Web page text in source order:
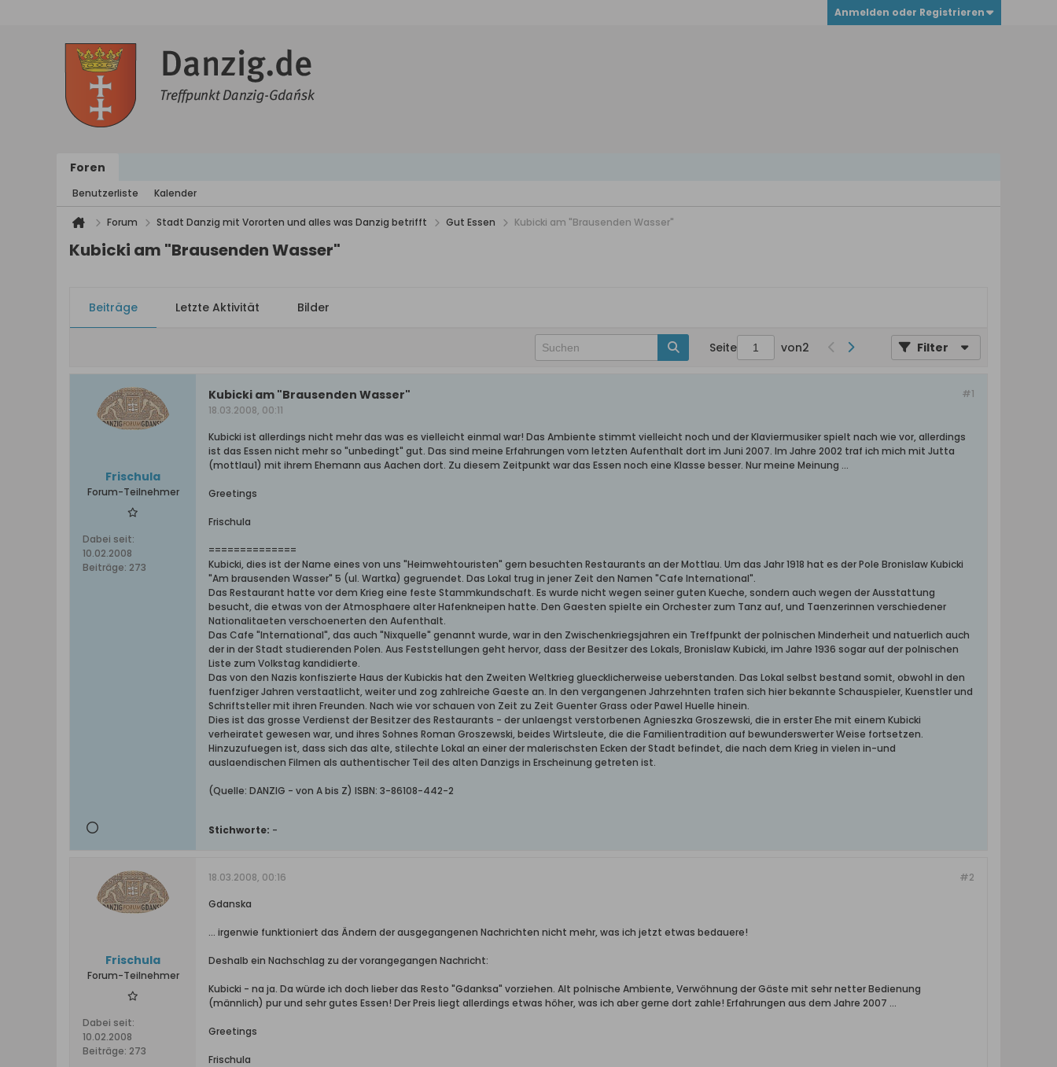
Anmelden oder Registrieren
Foren
Benutzerliste Kalender
Forum Stadt Danzig mit Vororten und alles was Danzig betrifft Gut Essen Kubicki am "Brausenden Wasser"
Kubicki am "Brausenden Wasser"
Beiträge Letzte Aktivität Bilder
Seite von2 Filter
Frischula
Forum-Teilnehmer
Dabei seit:
10.02.2008
Beiträge: 273
#1
Kubicki am "Brausenden Wasser"
18.03.2008, 00:11
Kubicki ist allerdings nicht mehr das was es vielleicht einmal war! Das Ambiente stimmt vielleicht noch und der Klaviermusiker spielt nach wie vor, allerdings
ist das Essen nicht mehr so "unbedingt" gut. Das sind meine Erfahrungen vom letzten Aufenthalt dort im Juni 2007. Im Jahre 2002 traf ich mich mit Jutta
(mottlau1) mit ihrem Ehemann aus Aachen dort. Zu diesem Zeitpunkt war das Essen noch eine Klasse besser. Nur meine Meinung ...
Greetings
Frischula
==============
Kubicki, dies ist der Name eines von uns "Heimwehtouristen" gern besuchten Restaurants an der Mottlau. Um das Jahr 1918 hat es der Pole Bronislaw Kubicki
"Am brausenden Wasser" 5 (ul. Wartka) gegruendet. Das Lokal trug in jener Zeit den Namen "Cafe International".
Das Restaurant hatte vor dem Krieg eine feste Stammkundschaft. Es wurde nicht wegen seiner guten Kueche, sondern auch wegen der Ausstattung
besucht, die etwas von der Atmosphaere alter Hafenkneipen hatte. Den Gaesten spielte ein Orchester zum Tanz auf, und Taenzerinnen verschiedener
Nationalitaeten verschoenerten den Aufenthalt.
Das Cafe "International", das auch "Nixquelle" genannt wurde, war in den Zwischenkriegsjahren ein Treffpunkt der polnischen Minderheit und natuerlich auch
der in der Stadt studierenden Polen. Aus Feststellungen geht hervor, dass der Besitzer des Lokals, Bronislaw Kubicki, im Jahre 1936 sogar auf der polnischen
Liste zum Volkstag kandidierte.
Das von den Nazis konfiszierte Haus der Kubickis hat den Zweiten Weltkrieg gluecklicherweise ueberstanden. Das Lokal selbst bestand somit, obwohl in den
fuenfziger Jahren verstaatlicht, weiter und zog zahlreiche Gaeste an. In den vergangenen Jahrzehnten trafen sich hier bekannte Schauspieler, Kuenstler und
Schriftsteller mit ihren Freunden. Nach wie vor schauen von Zeit zu Zeit Guenter Grass oder Pawel Huelle hinein.
Dies ist das grosse Verdienst der Besitzer des Restaurants - der unlaengst verstorbenen Agnieszka Groszewski, die in erster Ehe mit einem Kubicki
verheiratet gewesen war, und ihres Sohnes Roman Groszewski, beides Wirtsleute, die die Familientradition auf bewunderswerter Weise fortsetzen.
Hinzuzufuegen ist, dass sich das alte, stilechte Lokal an einer der malerischsten Ecken der Stadt befindet, die nach dem Krieg in vielen in-und
auslaendischen Filmen als authentischer Teil des alten Danzigs in Erscheinung getreten ist.
(Quelle: DANZIG - von A bis Z) ISBN: 3-86108-442-2
Stichworte: -
Frischula
Forum-Teilnehmer
Dabei seit:
10.02.2008
Beiträge: 273
#2
18.03.2008, 00:16
Gdanska
... irgenwie funktioniert das Ändern der ausgegangenen Nachrichten nicht mehr, was ich jetzt etwas bedauere!
Deshalb ein Nachschlag zu der vorangegangen Nachricht:
Kubicki - na ja. Da würde ich doch lieber das Resto "Gdanksa" vorziehen. Alt polnische Ambiente, Verwöhnung der Gäste mit sehr netter Bedienung
(männlich) pur und sehr gutes Essen! Der Preis liegt allerdings etwas höher, was ich aber gerne dort zahle! Erfahrungen aus dem Jahre 2007 ...
Greetings
Frischula